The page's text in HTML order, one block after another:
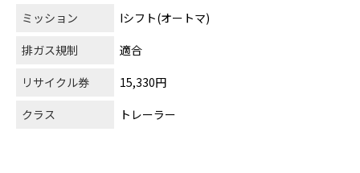
ミッション
Iシフト(オートマ)
排ガス規制
適合
リサイクル券
15,330円
クラス
トレーラー